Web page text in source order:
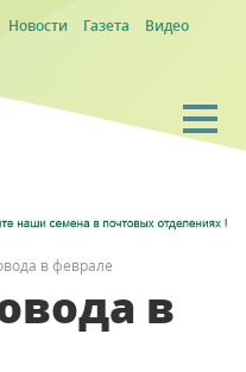
Новости Газета
Видео
в феврале
в